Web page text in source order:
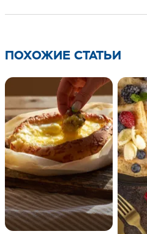
ПОХОЖИЕ СТАТЬИ